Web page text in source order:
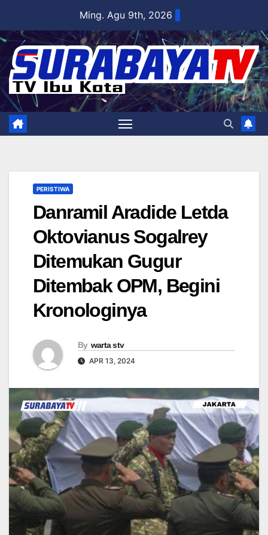
content
Ming. Agu 9th, 2026
PERISTIWA
Danramil Aradide Letda
Oktovianus Sogalrey
Ditemukan Gugur
Ditembak OPM, Begini
Kronologinya
By warta stv
APR 13, 2024